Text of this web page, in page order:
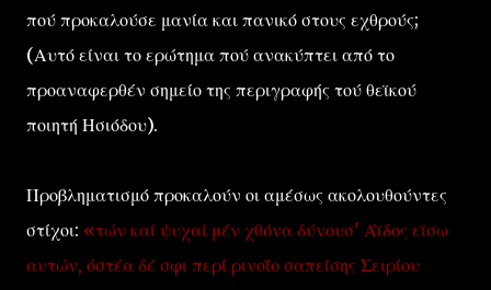
πού προκαλούσε μανία και πανικό στους εχθρούς;
(Αυτό είναι το ερώτημα πού ανακύπτει από το
προαναφερθέν σημείο της περιγραφής τού θεϊκού
ποιητή Ησιόδου).
Προβληματισμό προκαλούν οι αμέσως ακολουθούντες
στίχοι: «τών καί ψυχαί μέν χθόνα δύνουσ' Άϊδος εϊσω
αυτών, όστέα δέ σφι περί ρινοΐο σαπείσης Σειρίου